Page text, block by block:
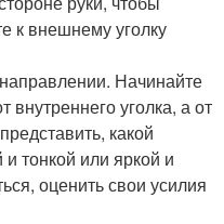
к внешнему уголку
Начинайте
внутреннего уголка, а от
какой
тонкой или яркой и
оценить свои усилия